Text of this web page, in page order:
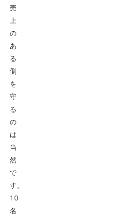
売
上
の
あ
る
側
を
守
る
の
は
当
然
で
す。
10
名